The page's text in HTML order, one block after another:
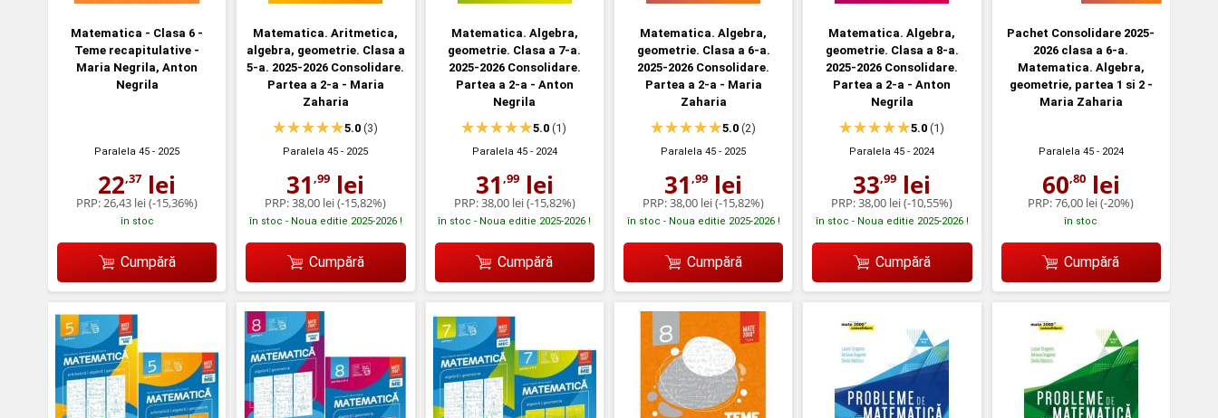
Matematica - Clasa 6 -
Teme recapitulative -
Maria Negrila, Anton
Negrila
Paralela 45 - 2025
22,37 lei
PRP:26,43 lei(-15,36%)
în stoc
Cumpără
Matematica. Aritmetica,
algebra, geometrie. Clasa a
5-a. 2025-2026 Consolidare.
Partea a 2-a - Maria
Zaharia
5.0(3)
Paralela 45 - 2025
31,99 lei
PRP:38,00 lei(-15,82%)
în stoc - Noua editie 2025-2026 !
Cumpără
Matematica. Algebra,
geometrie. Clasa a 7-a.
2025-2026 Consolidare.
Partea a 2-a - Anton
Negrila
5.0 (1)
Paralela 45- 2024
31 ,99lei
PRP:38,00 lei(-15,82%)
în stoc - Noua editie 2025-2026 !
Cumpără
Matematica. Algebra,
geometrie. Clasa a 6-a.
2025-2026 Consolidare.
Partea a 2-a - Maria
Zaharia
5.0(2)
Paralela 45 - 2025
31,99 lei
PRP:38,00 lei(-15,82%)
în stoc - Noua editie 2025-2026 !
Cumpără
Matematica. Algebra,
geometrie. Clasa a 8-a.
2025-2026 Consolidare.
Partea a 2-a - Anton
Negrila
5.0(1)
Paralela 45 - 2024
33,99 lei
PRP:38,00 lei(-10,55%)
în stoc - Noua editie 2025-2026 !
Cumpără
Pachet Consolidare 2025-
2026 clasa a 6-a.
Matematica. Algebra,
geometrie, partea 1 si 2 -
Maria Zaharia
Paralela 45- 2024
60,80lei
PRP:76,00 lei(-20%)
în stoc
Cumpără